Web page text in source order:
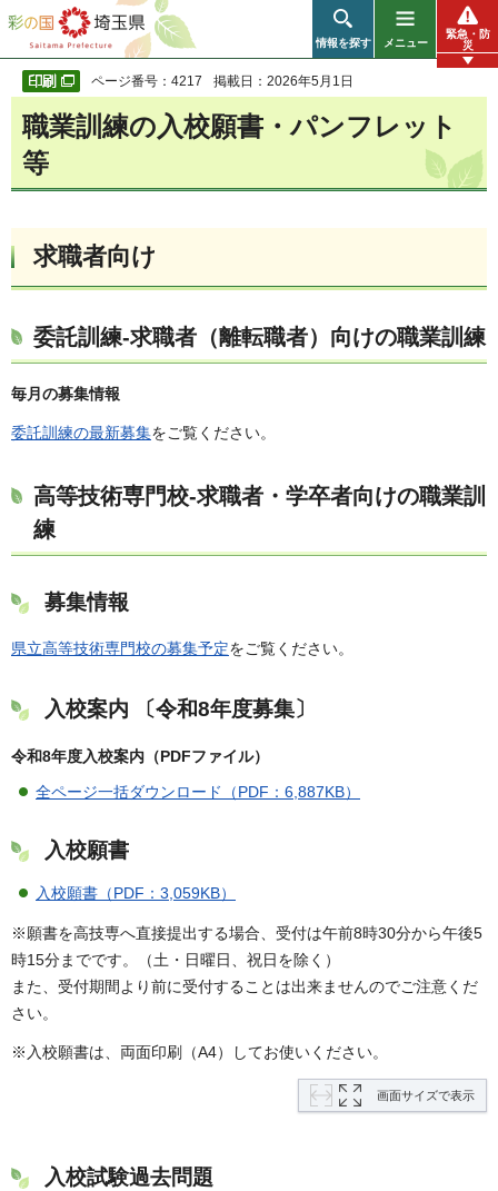
彩の国 埼玉県
情報を探す メニュー
緊急・防
災
ページ番号：4217 掲載日：2026年5月1日
職業訓練の入校願書・パンフレット
等
求職者向け
委託訓練-求職者（離転職者）向けの職業訓練
毎月の募集情報
委託訓練の最新募集をご覧ください。
高等技術専門校-求職者・学卒者向けの職業訓
練
募集情報
県立高等技術専門校の募集予定をご覧ください。
入校案内 〔令和8年度募集〕
令和8年度入校案内（PDFファイル）
全ページ一括ダウンロード（PDF：6,887KB）
入校願書
入校願書（PDF：3,059KB）
※願書を高技専へ直接提出する場合、受付は午前8時30分から午後5
時15分までです。（土・日曜日、祝日を除く）
また、受付期間より前に受付することは出来ませんのでご注意くだ
さい。
※入校願書は、両面印刷（A4）してお使いください。
画面サイズで表示
入校試験過去問題